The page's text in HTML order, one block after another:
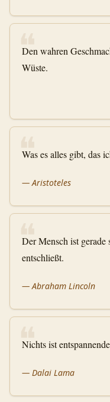
❝
Den wahren
Wüste.
❝
Was es alles gibt, das
—Aristoteles
❝
Der Mensch ist
entschließt.
—Abraham Lincoln
❝
Nichts ist
— Dalai Lama